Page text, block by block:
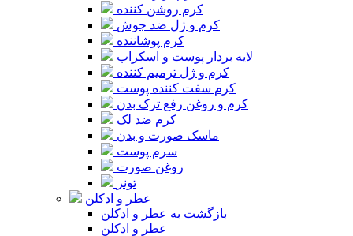
کرم روشن کننده
کرم و ژل ضد جوش
کرم پوشاننده
لایه بردار پوست و اسکراب
کرم و ژل ترمیم کننده
کرم سفت کننده پوست
کرم و روغن رفع ترک بدن
کرم ضد لک
ماسک صورت و بدن
سرم پوست
روغن صورت
تونر
عطر و ادکلن
بازگشت به عطر و ادکلن
عطر و ادکلن